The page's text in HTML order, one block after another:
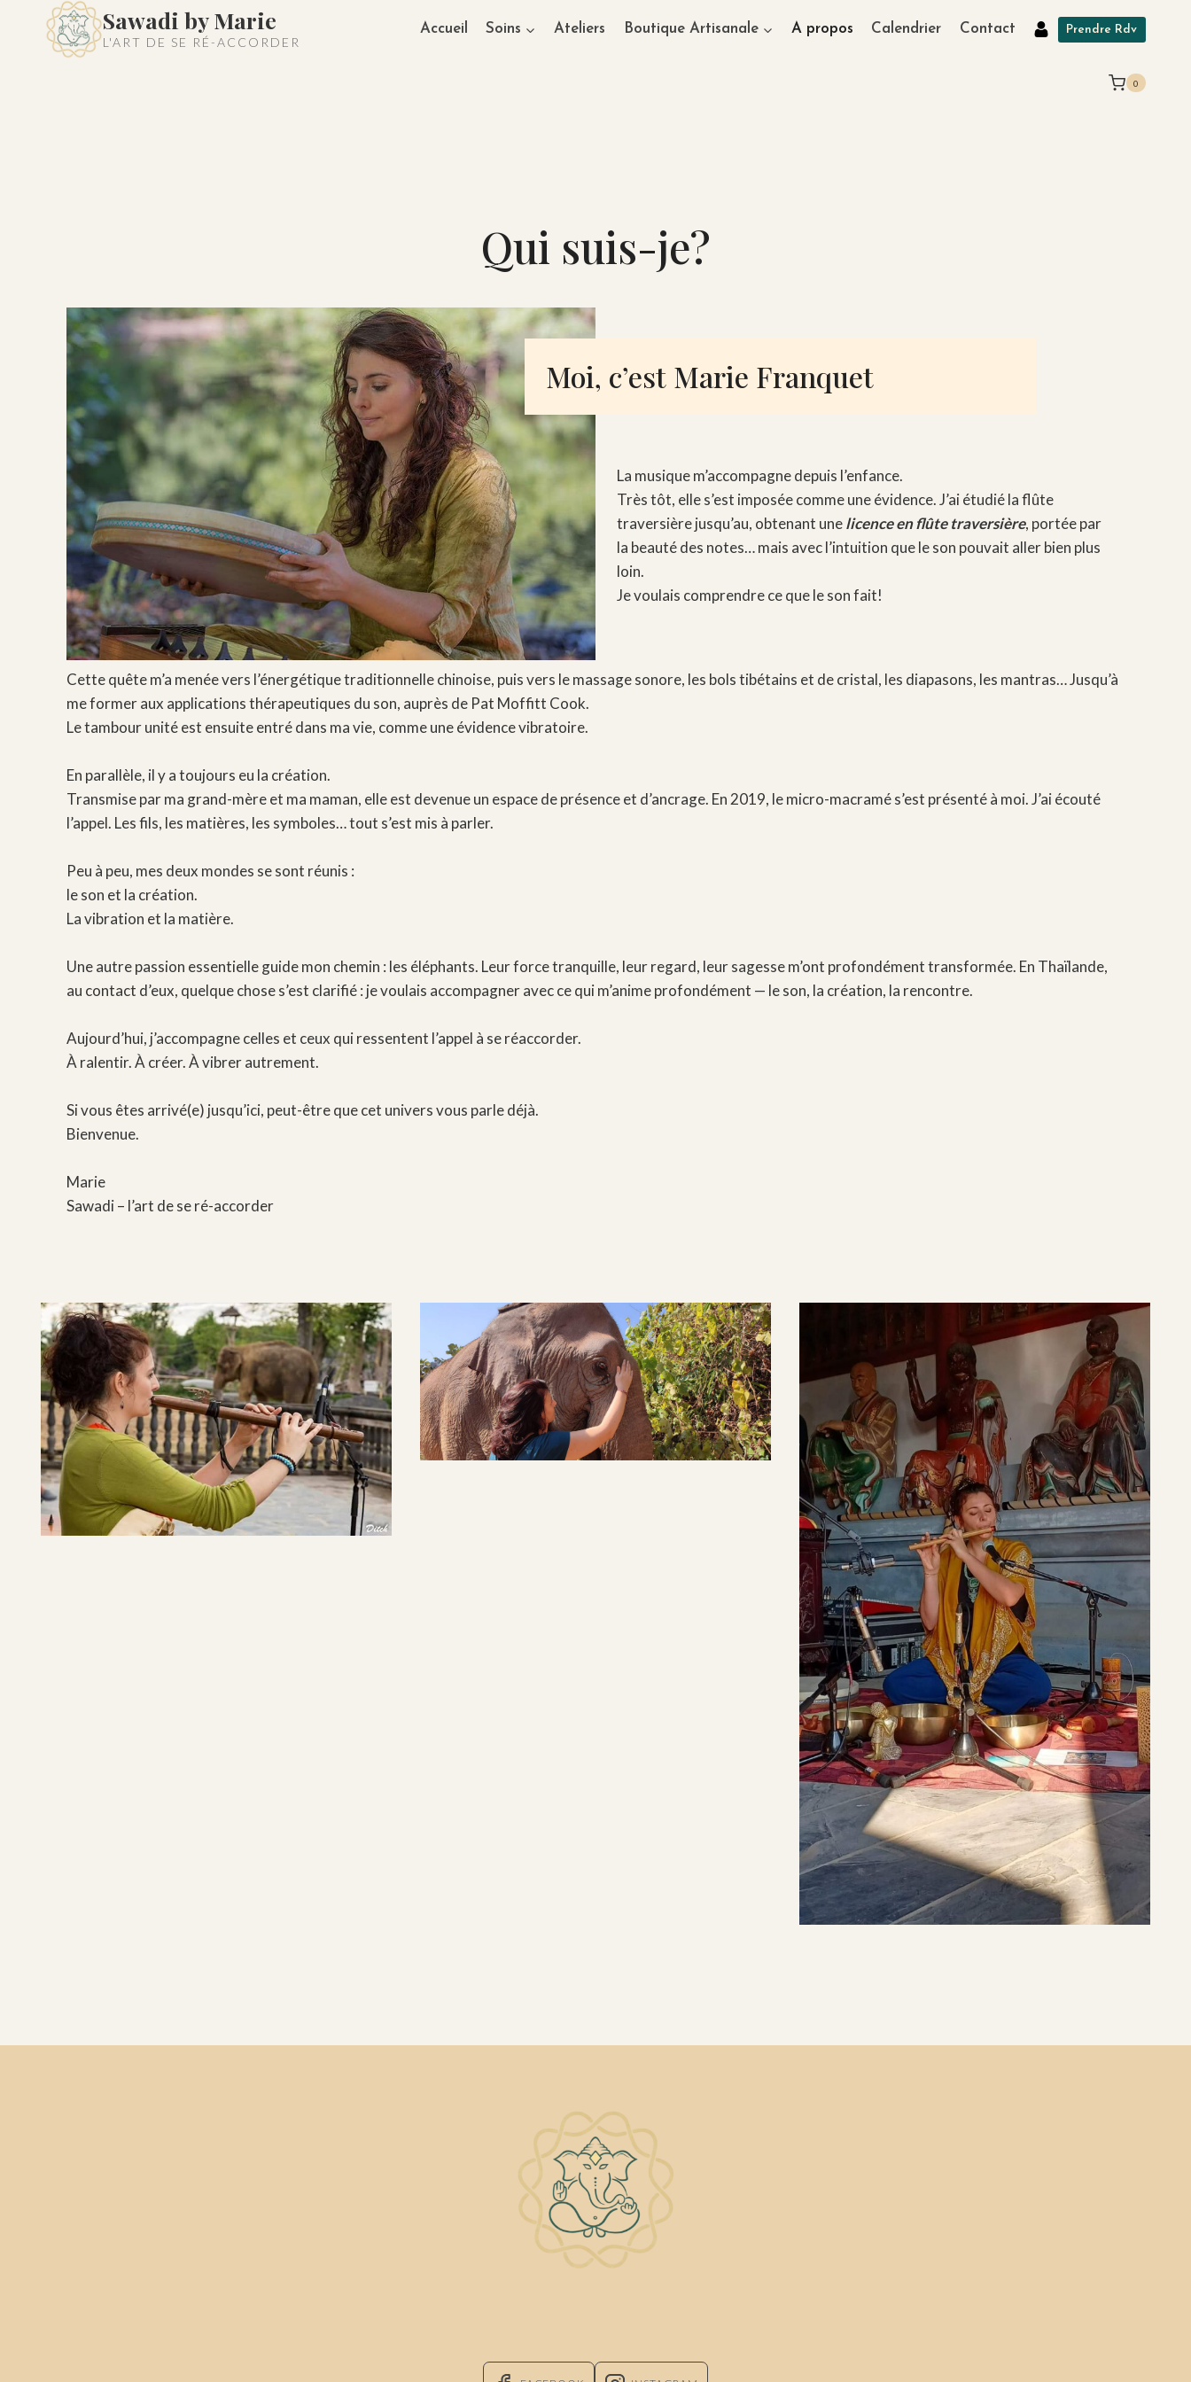
Sawadi by Marie
L'ART DE SE RÉ-ACCORDER
Accueil Soins Ateliers Boutique Artisanale A propos Calendrier Contact Prendre Rdv
0
Qui suis-je?
Moi, c’est Marie Franquet
La musique m’accompagne depuis l’enfance.
Très tôt, elle s’est imposée comme une évidence. J’ai étudié la flûte
traversière jusqu’au, obtenant unelicence en flûte traversière, portée par
la beauté des notes… mais avec l’intuition que le son pouvait aller bien plus
loin.
Je voulais comprendre ce que le son fait!
Cette quête m’a menée vers l’énergétique traditionnelle chinoise, puis vers le massage sonore, les bols tibétains et de cristal, les diapasons, les mantras… Jusqu’à
me former aux applications thérapeutiques du son, auprès de Pat Moffitt Cook.
Le tambour unité est ensuite entré dans ma vie, comme une évidence vibratoire.
En parallèle, il y a toujours eu la création.
Transmise par ma grand-mère et ma maman, elle est devenue un espace de présence et d’ancrage. En 2019, le micro-macramé s’est présenté à moi. J’ai écouté
l’appel. Les fils, les matières, les symboles… tout s’est mis à parler.
Peu à peu, mes deux mondes se sont réunis :
le son et la création.
La vibration et la matière.
Une autre passion essentielle guide mon chemin : les éléphants. Leur force tranquille, leur regard, leur sagesse m’ont profondément transformée. En Thaïlande,
au contact d’eux, quelque chose s’est clarifié : je voulais accompagner avec ce qui m’anime profondément — le son, la création, la rencontre.
Aujourd’hui, j’accompagne celles et ceux qui ressentent l’appel à se réaccorder.
À ralentir. À créer. À vibrer autrement.
Si vous êtes arrivé(e) jusqu’ici, peut-être que cet univers vous parle déjà.
Bienvenue.
Marie
Sawadi – l’art de se ré-accorder